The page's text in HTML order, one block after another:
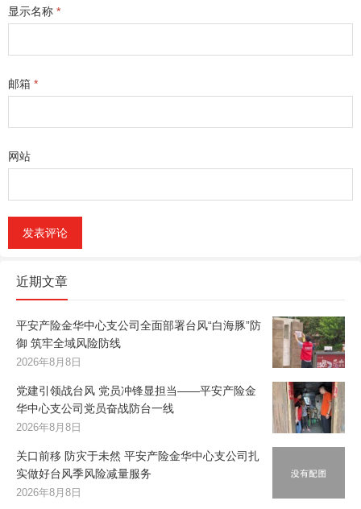
显示名称 *
邮箱 *
网站
近期文章
平安产险金华中心支公司全面部署台风“白海豚”防
御 筑牢全域风险防线
2026年8月8日
党建引领战台风 党员冲锋显担当——平安产险金
华中心支公司党员奋战防台一线
2026年8月8日
关口前移 防灾于未然 平安产险金华中心支公司扎
实做好台风季风险减量服务
2026年8月8日